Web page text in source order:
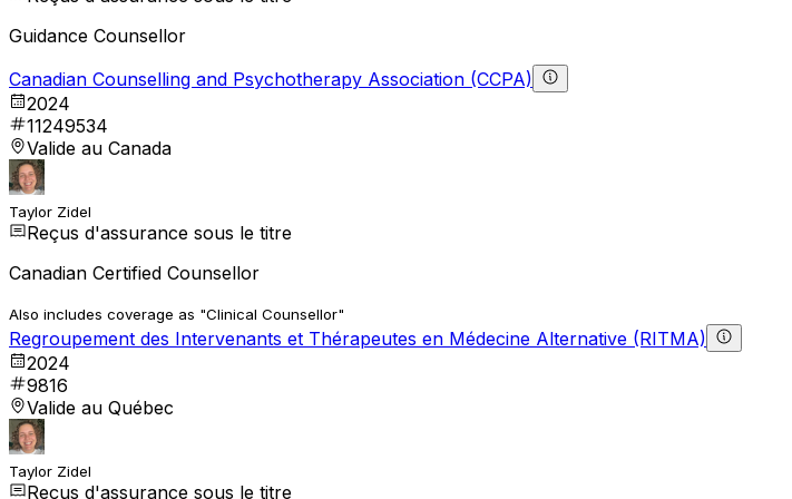
Guidance Counsellor
Canadian Counselling and Psychotherapy Association (CCPA)
2024
11249534
Valide au Canada
Taylor Zidel
Reçus d'assurance sous le titre
Canadian Certified Counsellor
Also includes coverage as "Clinical Counsellor"
Regroupement des Intervenants et Thérapeutes en Médecine Alternative (RITMA)
2024
9816
Valide au Québec
Taylor Zidel
Reçus d'assurance sous le titre